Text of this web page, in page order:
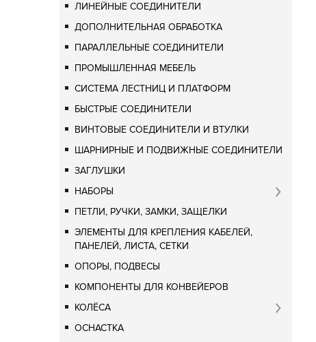
ЛИНЕЙНЫЕ СОЕДИНИТЕЛИ
ДОПОЛНИТЕЛЬНАЯ ОБРАБОТКА
ПАРАЛЛЕЛЬНЫЕ СОЕДИНИТЕЛИ
ПРОМЫШЛЕННАЯ МЕБЕЛЬ
СИСТЕМА ЛЕСТНИЦ И ПЛАТФОРМ
БЫСТРЫЕ СОЕДИНИТЕЛИ
ВИНТОВЫЕ СОЕДИНИТЕЛИ И ВТУЛКИ
ШАРНИРНЫЕ И ПОДВИЖНЫЕ СОЕДИНИТЕЛИ
ЗАГЛУШКИ
НАБОРЫ
ПЕТЛИ, РУЧКИ, ЗАМКИ, ЗАЩЕЛКИ
ЭЛЕМЕНТЫ ДЛЯ КРЕПЛЕНИЯ КАБЕЛЕЙ,
ПАНЕЛЕЙ, ЛИСТА, СЕТКИ
ОПОРЫ, ПОДВЕСЫ
КОМПОНЕНТЫ ДЛЯ КОНВЕЙЕРОВ
КОЛЁСА
ОСНАСТКА